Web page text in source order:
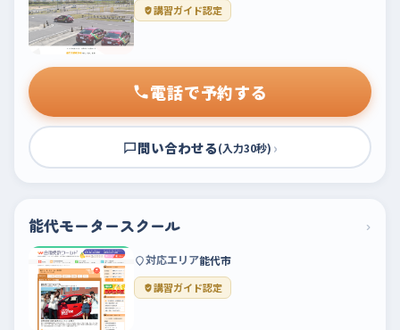
講習ガイド認定
電話で予約する
問い合わせる(入力30秒) ›
能代モータースクール ›
対応エリア能代市
講習ガイド認定